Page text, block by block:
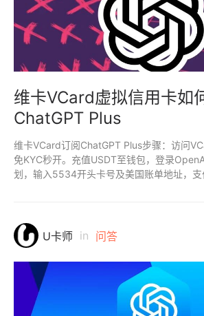
维卡VCard虚拟信用卡如
ChatGPT Plus
维卡VCard订阅ChatGPT Plus步骤：访问
免KYC秒开。充值USDT至钱包，登录
划，输入5534开头卡号及美国账单地址，支
U卡师 in 问答